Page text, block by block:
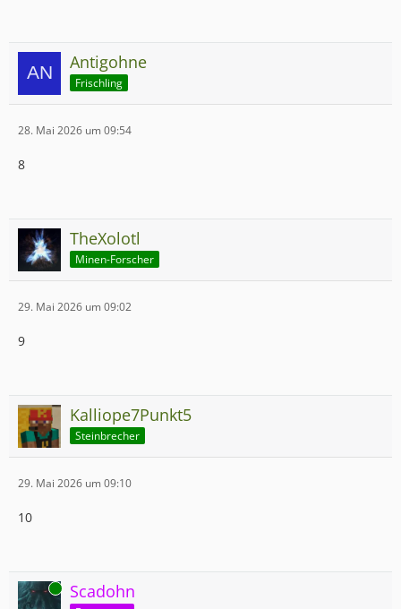
Antigohne
Frischling
28. Mai 2026 um 09:54
8
TheXolotl
Minen-Forscher
29. Mai 2026 um 09:02
9
Kalliope7Punkt5
Steinbrecher
29. Mai 2026 um 09:10
10
Online Scadohn